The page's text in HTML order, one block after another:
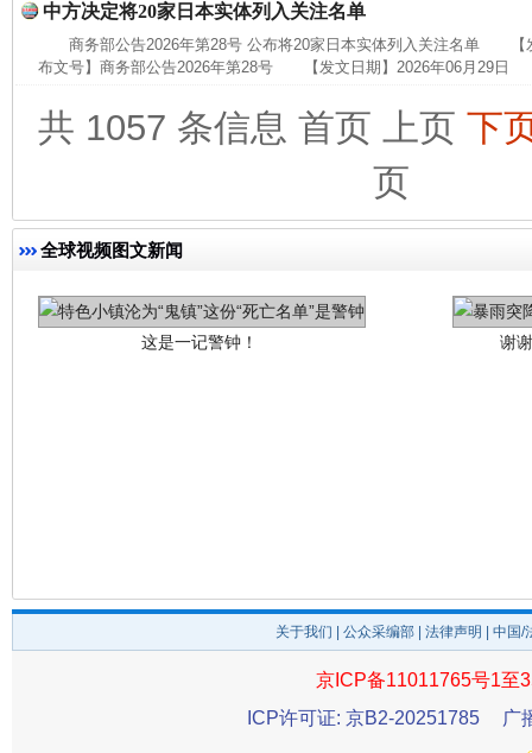
中方决定将20家日本实体列入关注名单
商务部公告2026年第28号 公布将20家日本实体列入关注名单
布文号】商务部公告2026年第28号 【发文日期】2026年06月29日
共 1057 条信息 首页 上页 下
页
全球视频图文新闻
这是一记警钟！
关于我们 公众采编部 法律声明 | 中国
京ICP备11011765号1至
ICP许可证: 京B2-20251785
广